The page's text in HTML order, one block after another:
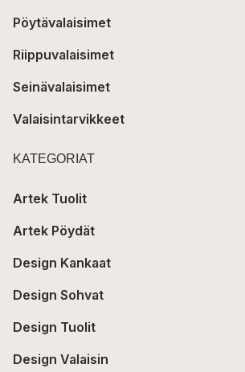
Pöytävalaisimet
Riippuvalaisimet
Seinävalaisimet
Valaisintarvikkeet
KATEGORIAT
Artek Tuolit
Artek Pöydät
Design Kankaat
Design Sohvat
Design Tuolit
Design Valaisin